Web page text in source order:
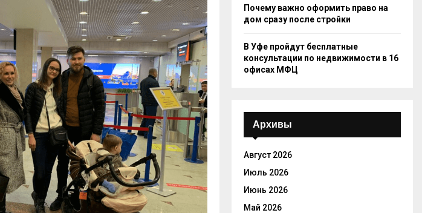
Почему важно оформить право на
дом сразу после стройки
В Уфе пройдут бесплатные
консультации по недвижимости в 16
офисах МФЦ
Архивы
Август 2026
Июль 2026
Июнь 2026
Май 2026